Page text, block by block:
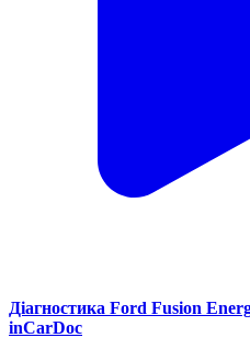
Діагностика Ford Fusion
inCarDoc